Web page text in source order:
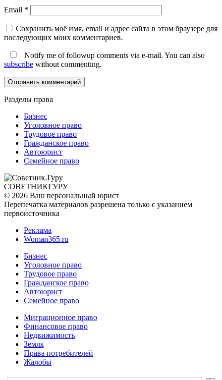
Email *
Сохранить моё имя, email и адрес сайта в этом браузере для
последующих моих комментариев.
Notify me of followup comments via e-mail. You can also
subscribe without commenting.
Разделы права
Бизнес
Уголовное право
Трудовое право
Гражданское право
Автоюрист
Семейное право
СОВЕТНИКГУРУ
© 2026 Ваш персональный юрист
Перепечатка материалов разрешена только с указанием
первоисточника
Реклама
Woman365.ru
Бизнес
Уголовное право
Трудовое право
Гражданское право
Автоюрист
Семейное право
Миграционное право
Финансовое право
Недвижимость
Земля
Права потребителей
Жалобы